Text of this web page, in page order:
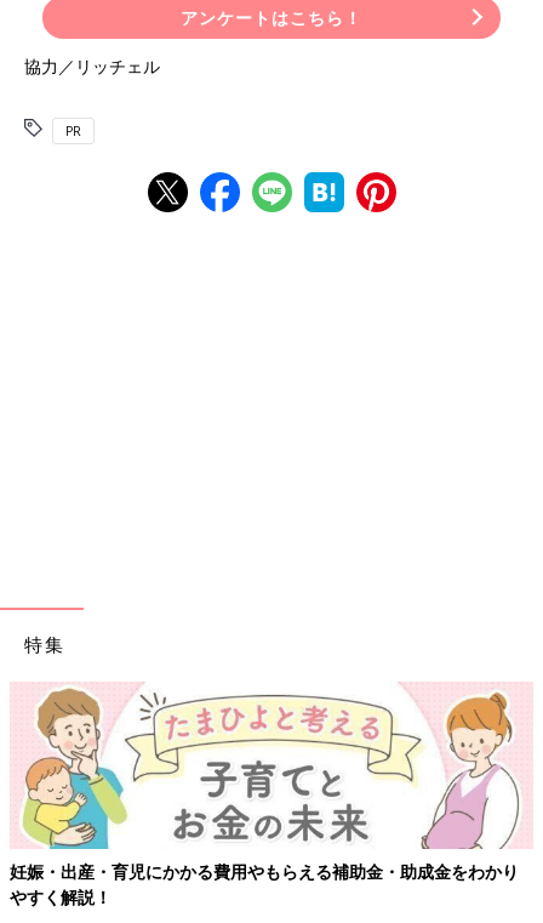
アンケートはこちら！
協力／リッチェル
PR
特集
妊娠・出産・育児にかかる費用やもらえる補助金・助成金をわかり
やすく解説！